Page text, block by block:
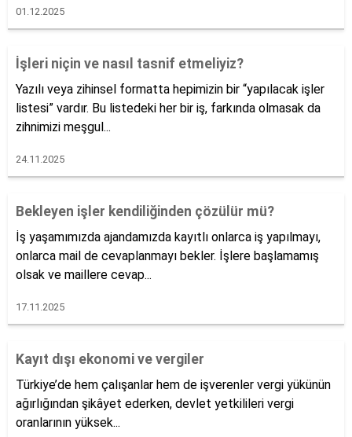
01.12.2025
İşleri niçin ve nasıl tasnif etmeliyiz?
Yazılı veya zihinsel formatta hepimizin bir “yapılacak işler
listesi” vardır. Bu listedeki her bir iş, farkında olmasak da
zihnimizi meşgul...
24.11.2025
Bekleyen işler kendiliğinden çözülür mü?
İş yaşamımızda ajandamızda kayıtlı onlarca iş yapılmayı,
onlarca mail de cevaplanmayı bekler. İşlere başlamamış
olsak ve maillere cevap...
17.11.2025
Kayıt dışı ekonomi ve vergiler
Türkiye’de hem çalışanlar hem de işverenler vergi yükünün
ağırlığından şikâyet ederken, devlet yetkilileri vergi
oranlarının yüksek...